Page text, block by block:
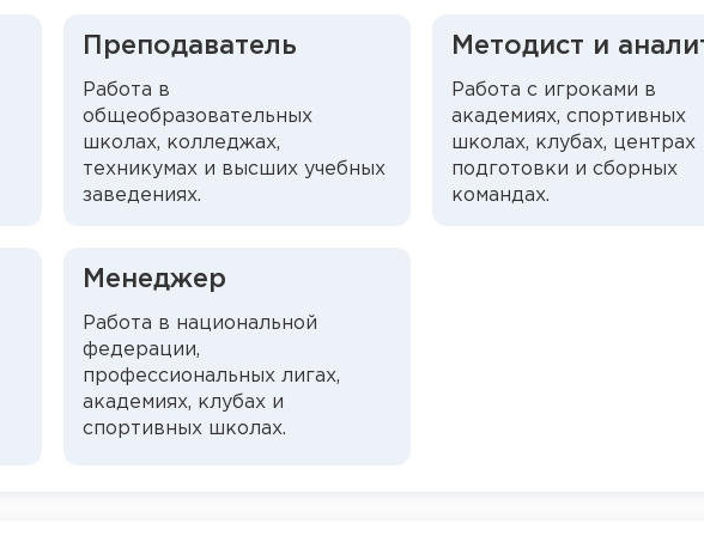
Преподаватель
Работа в
общеобразовательных
школах, колледжах,
техникумах и высших учебных
заведениях.
Методист и
Работа с игроками в
академиях, спортивных
школах, клубах, центрах
подготовки и сборных
командах.
Менеджер
Работа в национальной
федерации,
профессиональных лигах,
академиях, клубах и
спортивных школах.